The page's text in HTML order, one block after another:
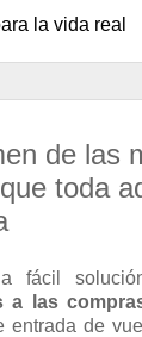
la vida real
de las
toda
fácil
a las
entrada de